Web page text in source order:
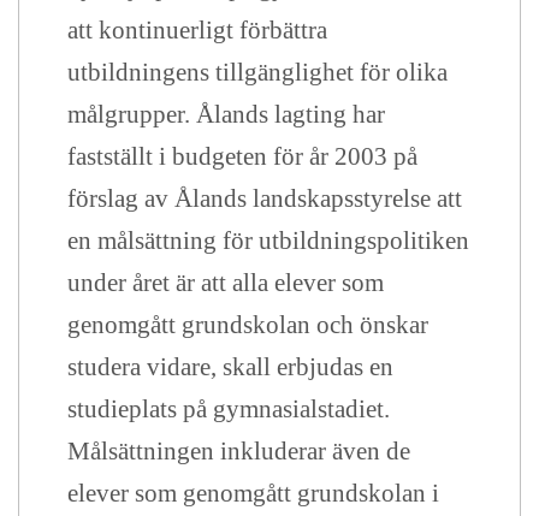
att kontinuerligt förbättra
utbildningens tillgänglighet för olika
målgrupper. Ålands lagting har
fastställt i budgeten för år 2003 på
förslag av Ålands landskapsstyrelse att
en målsättning för utbildningspolitiken
under året är att alla elever som
genomgått grundskolan och önskar
studera vidare, skall erbjudas en
studieplats på gymnasialstadiet.
Målsättningen inkluderar även de
elever som genomgått grundskolan i